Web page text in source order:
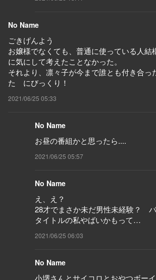
No Name
ごきげんよう
お嬢様でなくても、普通に使っている人結
に気にして考えたことなかった。
それより、凛々子が今まで誰とも付き合っ
た にびっくり！
2021/06/25 05:33
No Name
お昼の番組かと思ったら....
2021/06/25 05:57
No Name
え、え？
28才でまさか未だ男性未経験？
タイトルの私やばいかもって…
2021/06/25 06:03
No Name